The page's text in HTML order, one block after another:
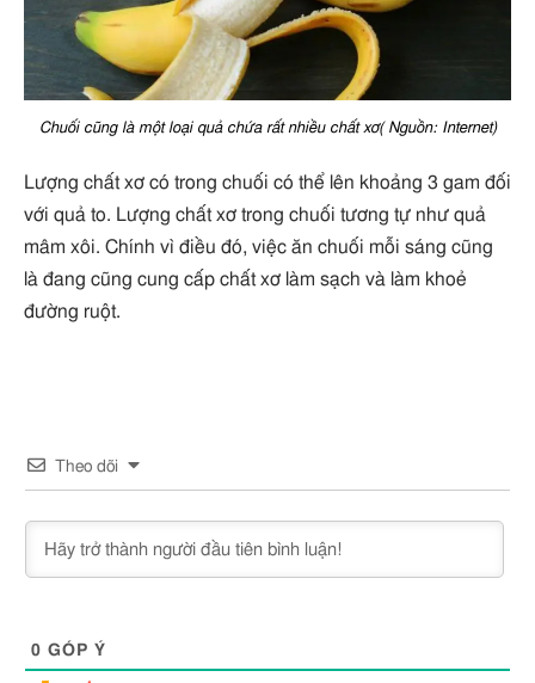
Chuối cũng là một loại quả chứa rất nhiều chất xơ( Nguồn: Internet)
Lượng chất xơ có trong chuối có thể lên khoảng 3 gam đối
với quả to. Lượng chất xơ trong chuối tương tự như quả
mâm xôi. Chính vì điều đó, việc ăn chuối mỗi sáng cũng
là đang cũng cung cấp chất xơ làm sạch và làm khoẻ
đường ruột.
Theo dõi
0 GÓP Ý